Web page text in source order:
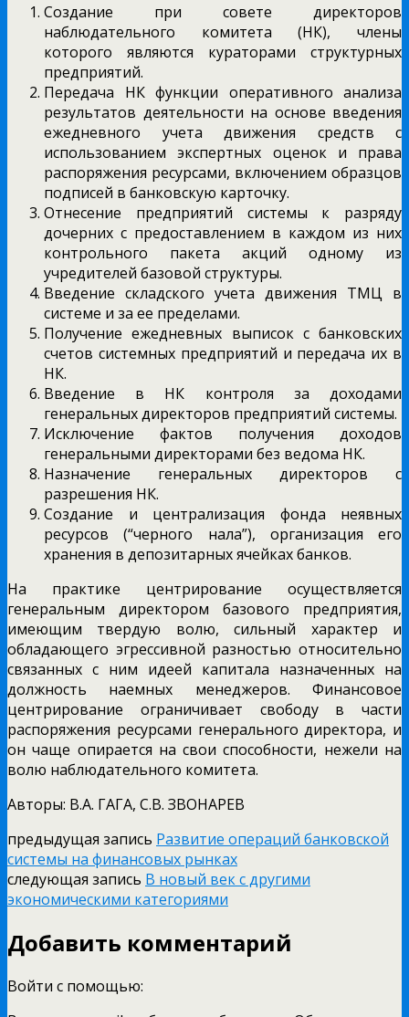
Создание при совете директоров
наблюдательного комитета (НК), члены
которого являются кураторами структурных
предприятий.
Передача НК функции оперативного анализа
результатов деятельности на основе введения
ежедневного учета движения средств с
использованием экспертных оценок и права
распоряжения ресурсами, включением образцов
подписей в банковскую карточку.
Отнесение предприятий системы к разряду
дочерних с предоставлением в каждом из них
контрольного пакета акций одному из
учредителей базовой структуры.
Введение складского учета движения ТМЦ в
системе и за ее пределами.
Получение ежедневных выписок с банковских
счетов системных предприятий и передача их в
НК.
Введение в НК контроля за доходами
генеральных директоров предприятий системы.
Исключение фактов получения доходов
генеральными директорами без ведома НК.
Назначение генеральных директоров с
разрешения НК.
Создание и централизация фонда неявных
ресурсов (“черного нала”), организация его
хранения в депозитарных ячейках банков.
На практике центрирование осуществляется
генеральным директором базового предприятия,
имеющим твердую волю, сильный характер и
обладающего эгрессивной разностью относительно
связанных с ним идеей капитала назначенных на
должность наемных менеджеров. Финансовое
центрирование ограничивает свободу в части
распоряжения ресурсами генерального директора, и
он чаще опирается на свои способности, нежели на
волю наблюдательного комитета.
Авторы: В.А. ГАГА, С.В. ЗВОНАРЕВ
предыдущая запись Развитие операций банковской
системы на финансовых рынках
следующая запись В новый век с другими
экономическими категориями
Добавить комментарий
Войти с помощью: